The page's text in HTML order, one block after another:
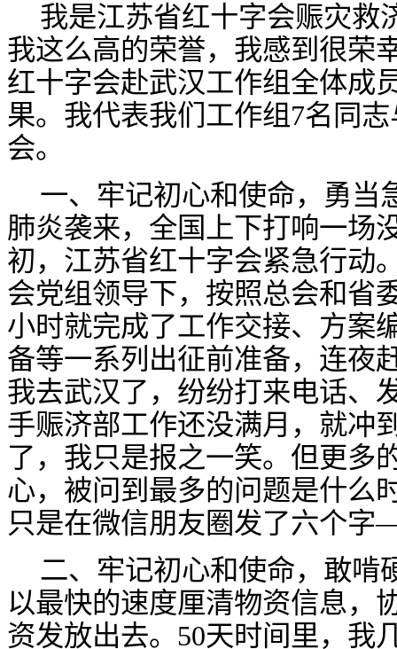
我是江苏省红十字会赈灾救
我这么高的荣誉，我感到很荣
红十字会赴武汉工作组全体成
果。我代表我们工作组 7名同
会。
一、牢记初心和使命，勇当
肺炎袭来，全国上下打响一场
初，江苏省红十字会紧急行动
会党组领导下，按照总会和省
小时就完成了工作交接、方案
备等一系列出征前准备，连夜
我去武汉了，纷纷打来电话、
手赈济部工作还没满月，就冲
了，我只是报之一笑。但更多
心，被问到最多的问题是什么
只是在微信朋友圈发了六个
二、牢记初心和使命，敢啃
以最快的速度厘清物资信息，
资发放出去。 50天时间里，我